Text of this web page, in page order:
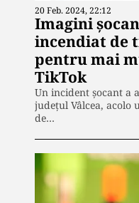
20 Feb. 2024, 22:12
Imagini
incendiat de
pentru mai
TikTok
Un incident șocant a
județul Vâlcea, acolo
de…